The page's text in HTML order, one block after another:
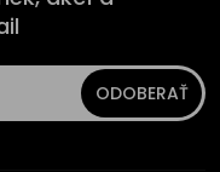
ODOBERAŤ